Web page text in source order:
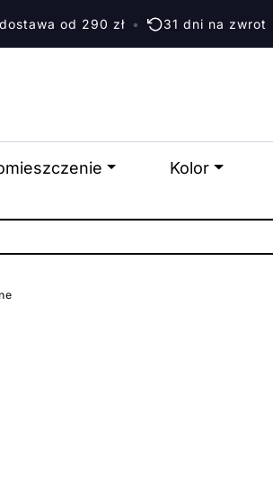
od 290 zł • 31 dni na zwrot
Kolor